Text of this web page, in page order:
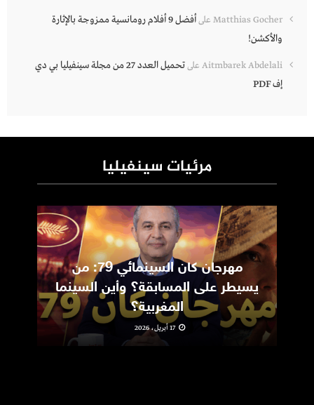
Matthias Gocher على
أفضل 9 أفلام رومانسية ممزوجة بالإثارة
والأكشن!
Aitmbarek Abdelali على
تحميل العدد 27 من مجلة سينفيليا بي دي
إف PDF
مرئيات سينفيليا
مهرجان كان السينمائي 79: من
يسيطر على المسابقة؟ وأين السينما
المغربية؟
17 أبريل، 2026